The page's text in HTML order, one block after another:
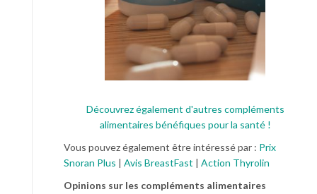
Découvrez également d'autres compléments
alimentaires bénéfiques pour la santé !
Vous pouvez également être intéressé par : Prix
Snoran Plus | Avis BreastFast | Action Thyrolin
Opinions sur les compléments alimentaires